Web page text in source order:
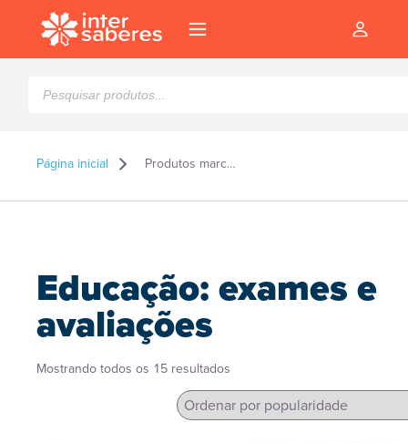
produtos
Página inicial Produtos marcados como “Educação: exames e avaliações”
Educação: exames e
avaliações
Mostrando todos os 15 resultados
popularidade